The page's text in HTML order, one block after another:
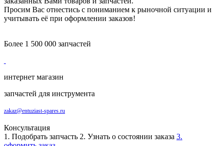
Просим Вас отнестись с пониманием к рыночной ситуации и
учитывать её при оформлении заказов!
Более 1 500 000 запчастей
интернет магазин
запчастей для инструмента
zakaz@entuziast-spares.ru
Консультация
1. Подобрать запчасть 2. Узнать о состоянии заказа 3.